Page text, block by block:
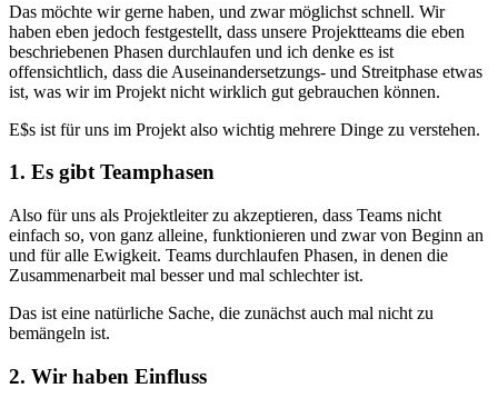
Das möchte wir gerne haben, und zwar möglichst schnell. Wir
haben eben jedoch festgestellt, dass unsere Projektteams die eben
beschriebenen Phasen durchlaufen und ich denke es ist
offensichtlich, dass die Auseinandersetzungs- und Streitphase etwas
ist, was wir im Projekt nicht wirklich gut gebrauchen können.
E$s ist für uns im Projekt also wichtig mehrere Dinge zu verstehen.
1. Es gibt Teamphasen
Also für uns als Projektleiter zu akzeptieren, dass Teams nicht
einfach so, von ganz alleine, funktionieren und zwar von Beginn an
und für alle Ewigkeit. Teams durchlaufen Phasen, in denen die
Zusammenarbeit mal besser und mal schlechter ist.
Das ist eine natürliche Sache, die zunächst auch mal nicht zu
bemängeln ist.
2. Wir haben Einfluss